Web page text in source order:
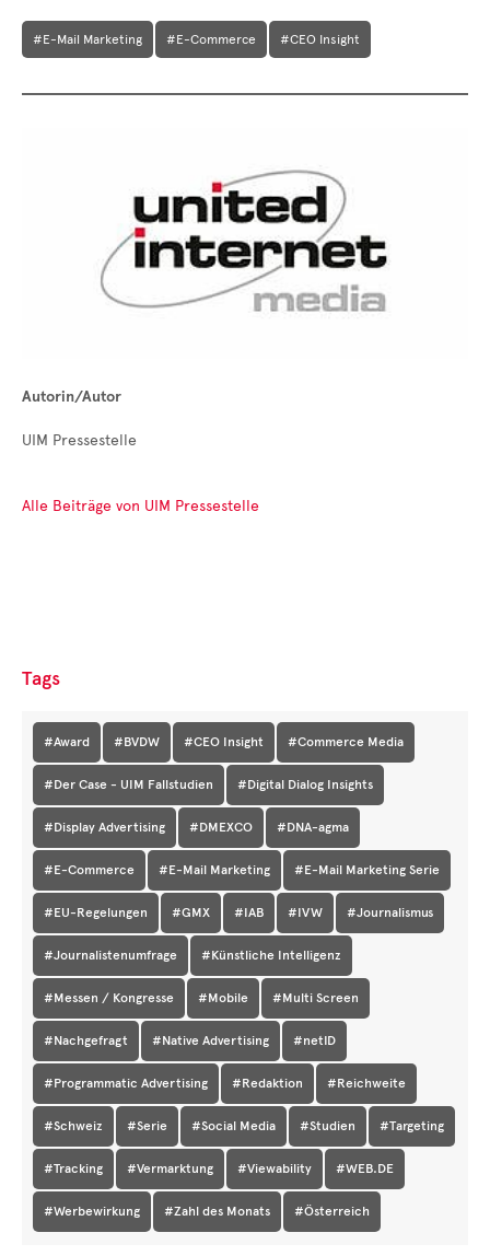
#E-Mail Marketing #E-Commerce #CEO Insight
Autorin/Autor
UIM Pressestelle
Alle Beiträge von UIM Pressestelle
Tags
#Award #BVDW #CEO Insight #Commerce Media
#Der Case - UIM Fallstudien #Digital Dialog Insights
#Display Advertising #DMEXCO #DNA-agma
#E-Commerce #E-Mail Marketing #E-Mail Marketing Serie
#EU-Regelungen #GMX #IAB #IVW #Journalismus
#Journalistenumfrage #Künstliche Intelligenz
#Messen / Kongresse #Mobile #Multi Screen
#Nachgefragt #Native Advertising #netID
#Programmatic Advertising #Redaktion #Reichweite
#Schweiz #Serie #Social Media #Studien #Targeting
#Tracking #Vermarktung #Viewability #WEB.DE
#Werbewirkung #Zahl des Monats #Österreich